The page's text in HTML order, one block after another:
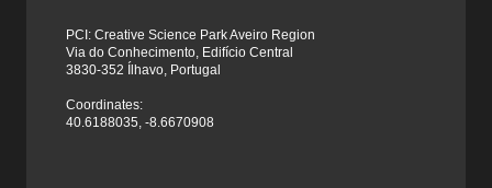
PCI: Creative Science Park Aveiro Region
Via do Conhecimento, Edifício Central
3830-352 Ílhavo, Portugal
Coordinates:
40.6188035, -8.6670908